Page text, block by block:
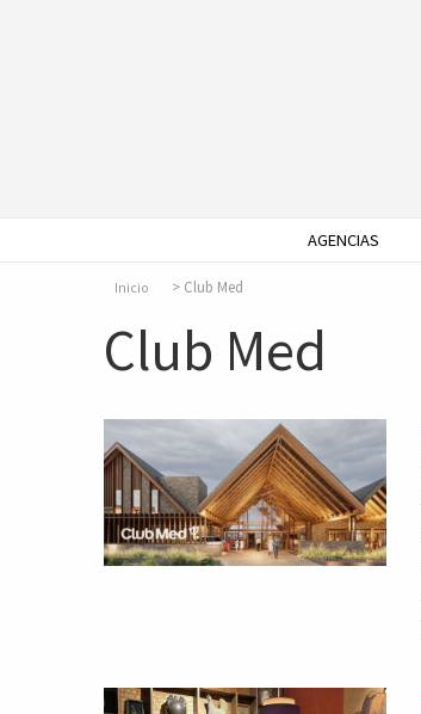
AGENCIAS
Inicio Club Med
Club Med